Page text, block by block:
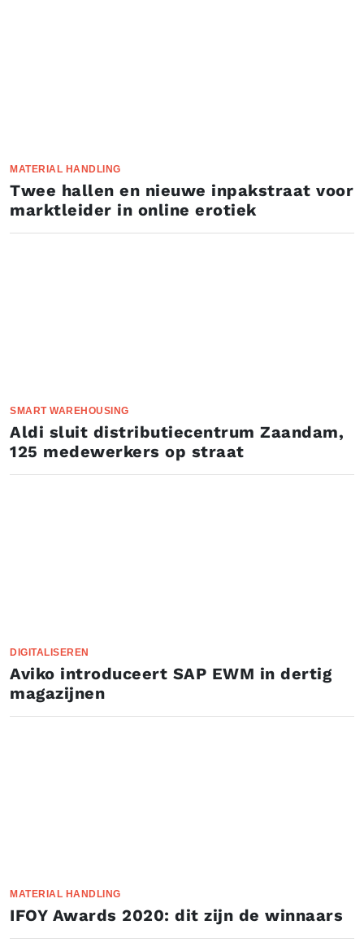
MATERIAL HANDLING
Twee hallen en nieuwe inpakstraat voor
marktleider in online erotiek
SMART WAREHOUSING
Aldi sluit distributiecentrum Zaandam,
125 medewerkers op straat
DIGITALISEREN
Aviko introduceert SAP EWM in dertig
magazijnen
MATERIAL HANDLING
IFOY Awards 2020: dit zijn de winnaars